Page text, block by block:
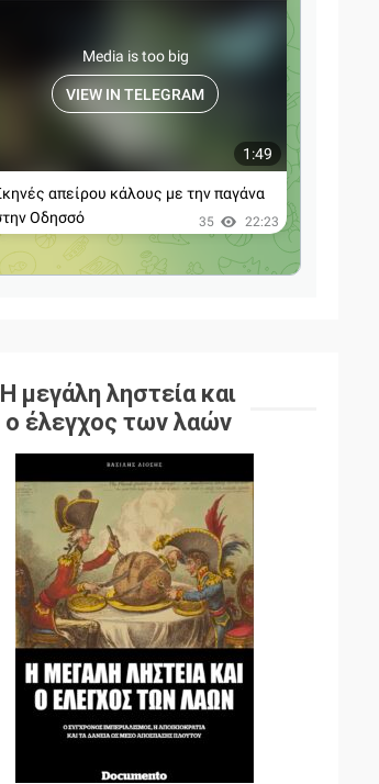
Η μεγάλη ληστεία και
ο έλεγχος των λαών